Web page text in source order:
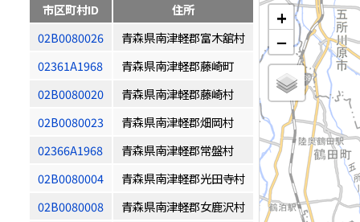
市区町村ID
住所
02B0080026
青森県南津軽郡富木舘村
02361A1968
青森県南津軽郡藤崎町
02B0080020
青森県南津軽郡藤崎村
02B0080023
青森県南津軽郡畑岡村
02366A1968
青森県南津軽郡常盤村
02B0080004
青森県南津軽郡光田寺村
02B0080008
青森県南津軽郡女鹿沢村
+
−